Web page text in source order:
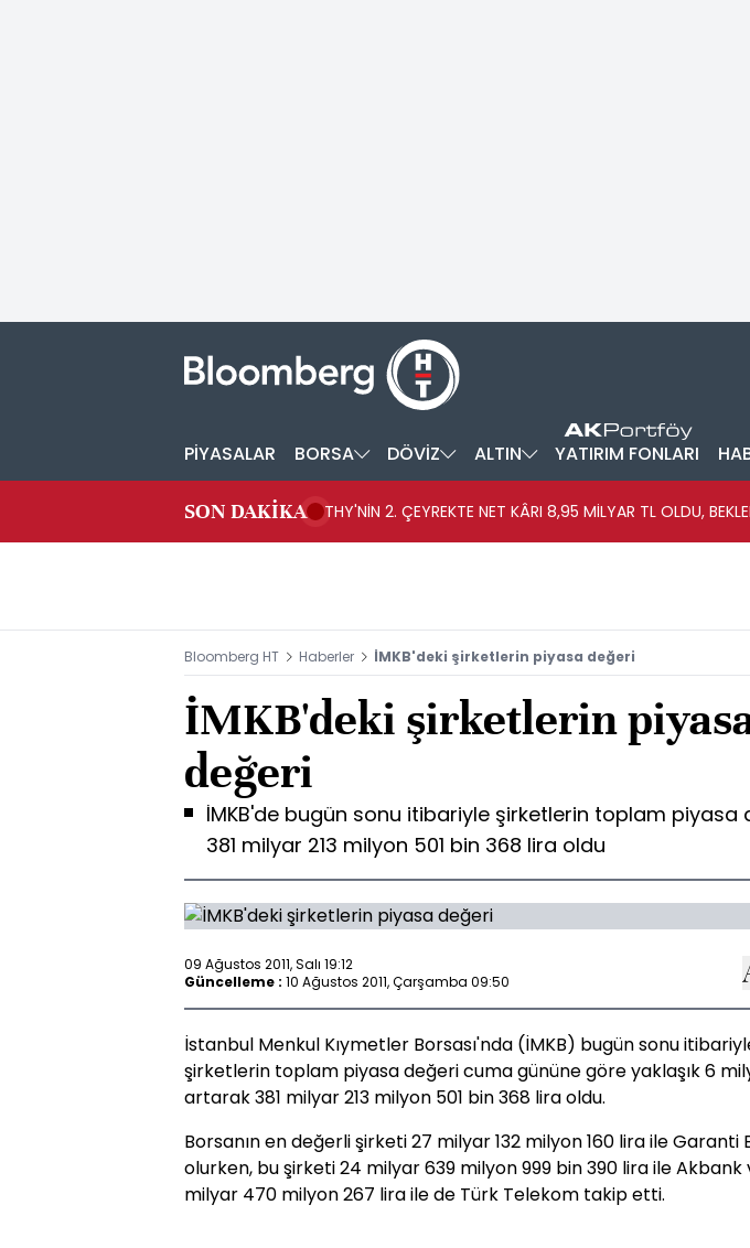
PİYASALAR BORSA DÖVİZ ALTIN YATIRIM FONLARI
SON DAKİKA THY'NİN 2. ÇEYREKTE NET KÂRI 8,95 MİLYAR TL OLDU,
Bloomberg HT Haberler İMKB'deki şirketlerin piyasa değeri
İMKB'deki şirketlerin
değeri
İMKB'de bugün sonu itibariyle şirketlerin toplam piyasa
381 milyar 213 milyon 501 bin 368 lira oldu
09 Ağustos 2011, Salı 19:12
Güncelleme : 10 Ağustos 2011, Çarşamba 09:50
İstanbul Menkul Kıymetler Borsası'nda (İMKB) bugün sonu
şirketlerin toplam piyasa değeri cuma gününe göre yaklaşık 6
artarak 381 milyar 213 milyon 501 bin 368 lira oldu.
Borsanın en değerli şirketi 27 milyar 132 milyon 160 lira ile Garanti
olurken, bu şirketi 24 milyar 639 milyon 999 bin 390 lira ile Akbank
milyar 470 milyon 267 lira ile de Türk Telekom takip etti.